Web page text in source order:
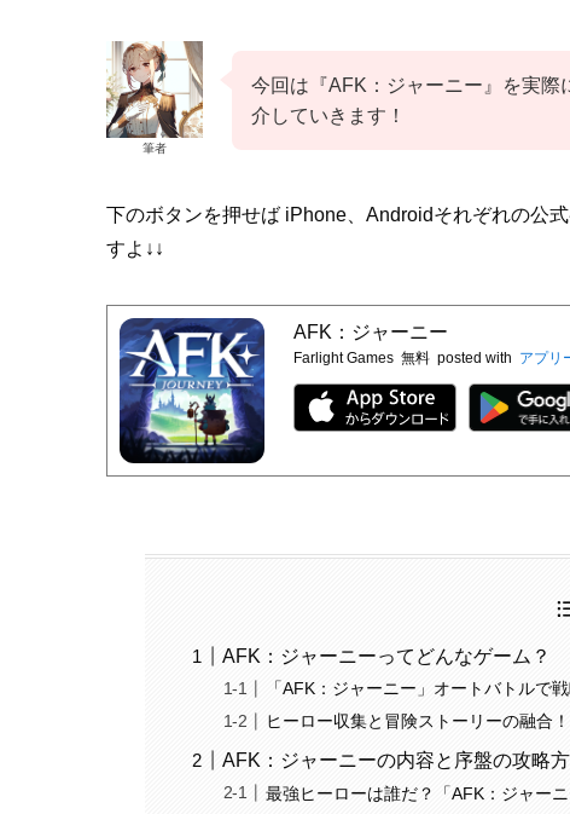
筆者
今回は『AFK：ジャーニー』を実際
介していきます！
下のボタンを押せば iPhone、Androidそれぞれの公
すよ↓↓
AFK：ジャーニー
Farlight Games 無料 posted with アプリ
AFK：ジャーニーってどんなゲーム？
「AFK：ジャーニー」オートバトルで
ヒーロー収集と冒険ストーリーの融合
AFK：ジャーニーの内容と序盤の攻略
最強ヒーローは誰だ？「AFK：ジャー